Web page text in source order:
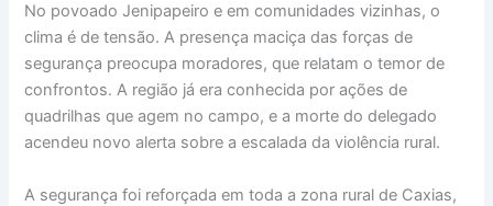
No povoado Jenipapeiro e em comunidades vizinhas, o
clima é de tensão. A presença maciça das forças de
segurança preocupa moradores, que relatam o temor de
confrontos. A região já era conhecida por ações de
quadrilhas que agem no campo, e a morte do delegado
acendeu novo alerta sobre a escalada da violência rural.
A segurança foi reforçada em toda a zona rural de Caxias,